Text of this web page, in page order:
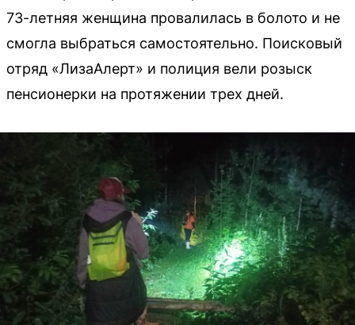
73-летняя женщина провалилась в болото и не
смогла выбраться самостоятельно. Поисковый
отряд «ЛизаАлерт» и полиция вели розыск
пенсионерки на протяжении трех дней.